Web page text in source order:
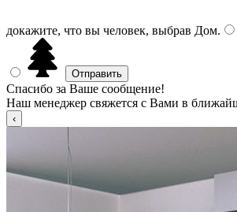
докажите, что вы человек, выбрав Дом.
Спасибо за Ваше сообщение!
Наш менеджер свяжется с Вами в